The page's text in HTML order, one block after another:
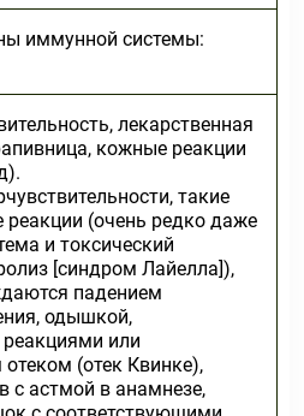
иммунной системы:
лекарственная
кожные реакции
такие
(очень редко даже
и токсический
[синдром Лайелла]),
падением
одышкой,
или
(отек Квинке),
с астмой в анамнезе,